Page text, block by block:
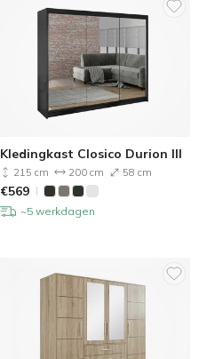
Kledingkast Closico Durion III
215 cm 200 cm 58 cm
€569
~5 werkdagen